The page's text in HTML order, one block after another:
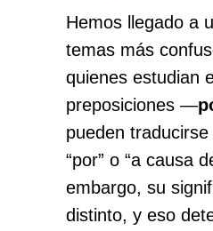
Hemos llegado a
temas más
quienes estudian
preposiciones —
pueden traducirse
“por” o “a causa
embargo, su
distinto, y eso